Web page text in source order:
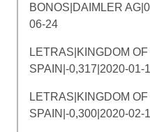
BONOS|DAIMLER
06-24
LETRAS|KINGDOM OF
SPAIN|-0,317|2020-01-
LETRAS|KINGDOM OF
SPAIN|-0,300|2020-02-